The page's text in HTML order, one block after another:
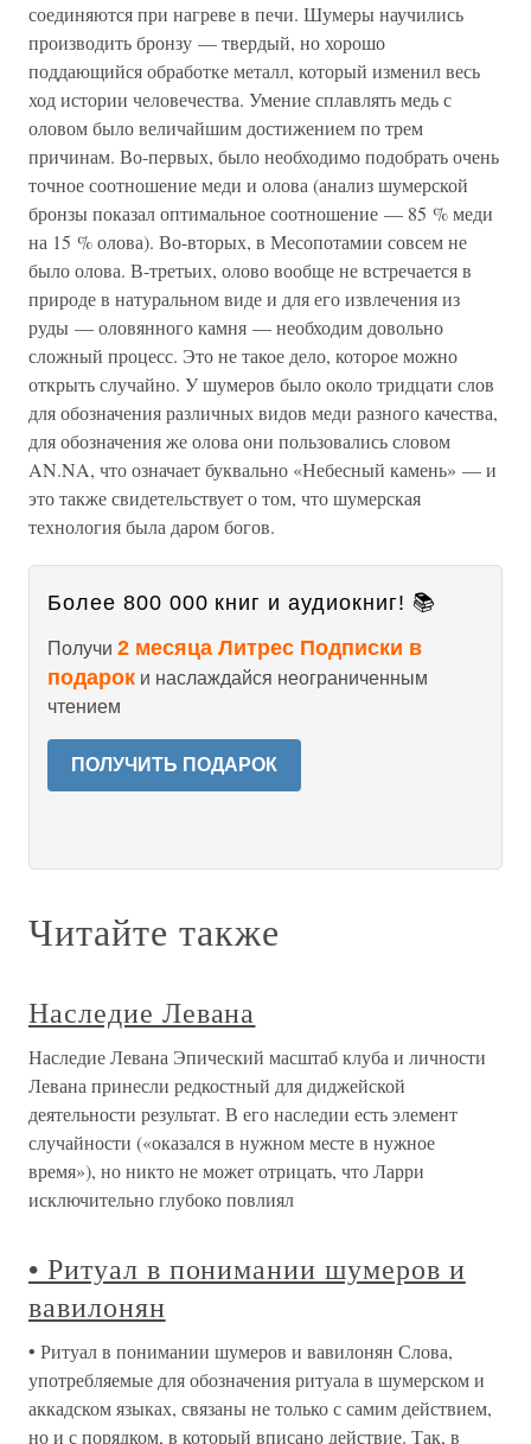
соединяются при нагреве в печи. Шумеры научились
производить бронзу — твердый, но хорошо
поддающийся обработке металл, который изменил весь
ход истории человечества. Умение сплавлять медь с
оловом было величайшим достижением по трем
причинам. Во-первых, было необходимо подобрать очень
точное соотношение меди и олова (анализ шумерской
бронзы показал оптимальное соотношение — 85 % меди
на 15 % олова). Во-вторых, в Месопотамии совсем не
было олова. В-третьих, олово вообще не встречается в
природе в натуральном виде и для его извлечения из
руды — оловянного камня — необходим довольно
сложный процесс. Это не такое дело, которое можно
открыть случайно. У шумеров было около тридцати слов
для обозначения различных видов меди разного качества,
для обозначения же олова они пользовались словом
AN.NA, что означает буквально «Небесный камень» — и
это также свидетельствует о том, что шумерская
технология была даром богов.
Более 800 000 книг и аудиокниг! 📚
Получи 2 месяца Литрес Подписки в
подарок и наслаждайся неограниченным
чтением
ПОЛУЧИТЬ ПОДАРОК
Читайте также
Наследие Левана
Наследие Левана Эпический масштаб клуба и личности
Левана принесли редкостный для диджейской
деятельности результат. В его наследии есть элемент
случайности («оказался в нужном месте в нужное
время»), но никто не может отрицать, что Ларри
исключительно глубоко повлиял
• Ритуал в понимании шумеров и
вавилонян
• Ритуал в понимании шумеров и вавилонян Слова,
употребляемые для обозначения ритуала в шумерском и
аккадском языках, связаны не только с самим действием,
но и с порядком, в который вписано действие. Так, в